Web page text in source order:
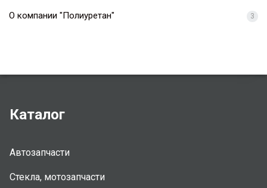
О компании "Полиуретан" 3
Каталог
Автозапчасти
Стекла, мотозапчасти